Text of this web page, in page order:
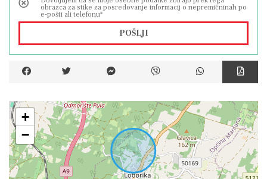
obrazca za stike za posredovanje informacij o nepremičninah po
e-pošti ali telefonu*
POŠLJI
+
−